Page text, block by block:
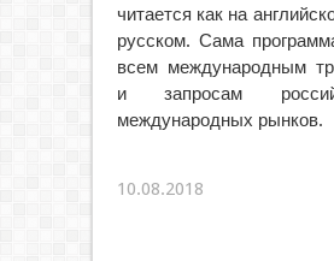
читается как на
русском. Сама
всем международным
и запросам
международных рынков.
10.08.2018